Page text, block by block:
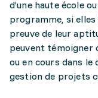
d’une haute école
programme, si
preuve de leur
peuvent témoigner
ou en cours dans le
gestion de projets